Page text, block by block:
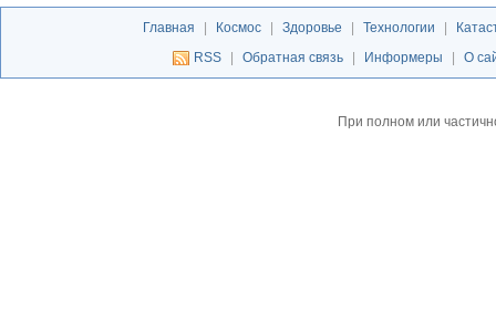
Главная | Космос | Здоровье | Технологии |
RSS
| Обратная связь | Информеры | О
При полном или